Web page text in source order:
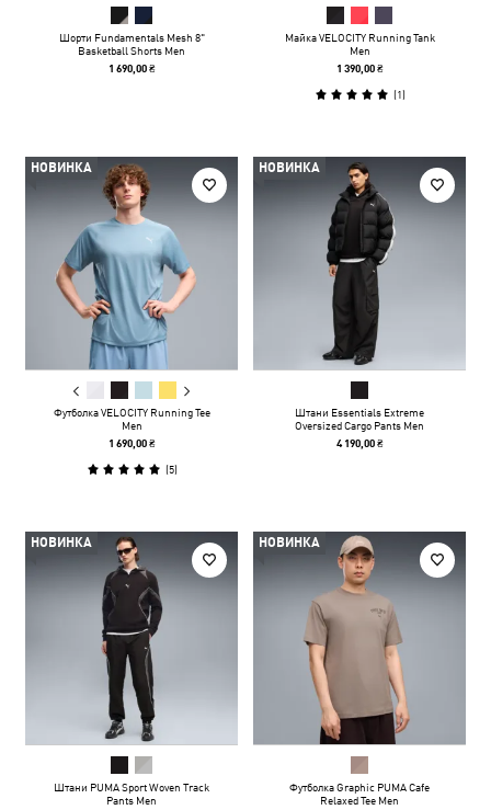
Шорти Fundamentals Mesh 8"
Basketball Shorts Men
1 690,00 ₴
Майка VELOCITY Running Tank
Men
1 390,00 ₴
(1)
НОВИНКА
Футболка VELOCITY Running Tee
Men
1 690,00 ₴
(5)
НОВИНКА
Штани Essentials Extreme
Oversized Cargo Pants Men
4 190,00 ₴
НОВИНКА
Штани PUMA Sport Woven Track
Pants Men
НОВИНКА
Футболка Graphic PUMA Cafe
Relaxed Tee Men